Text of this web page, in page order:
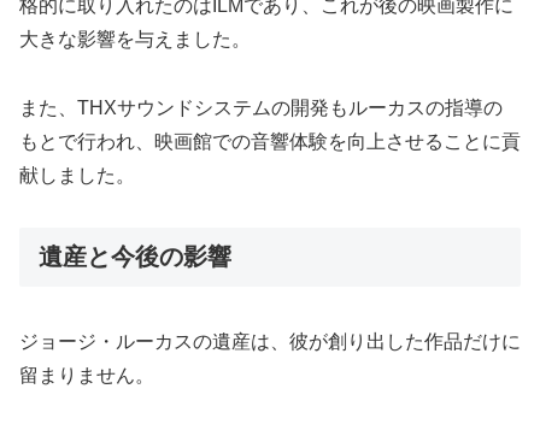
格的に取り入れたのはILMであり、これが後の映画製作に
大きな影響を与えました。
また、THXサウンドシステムの開発もルーカスの指導の
もとで行われ、映画館での音響体験を向上させることに貢
献しました。
遺産と今後の影響
ジョージ・ルーカスの遺産は、彼が創り出した作品だけに
留まりません。